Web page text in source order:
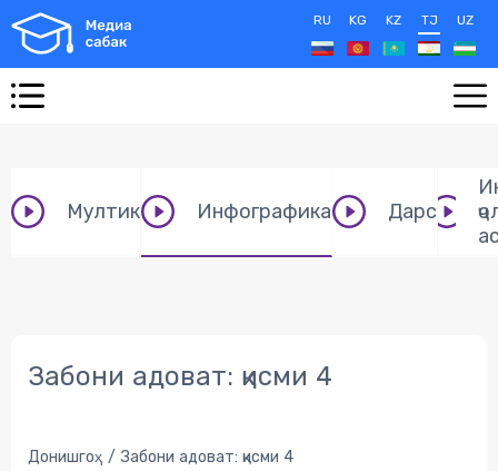
RU KG KZ TJ UZ
Мултик Инфографика Дарс
Забони адоват: қисми 4
Донишгоҳ Забони адоват: қисми 4